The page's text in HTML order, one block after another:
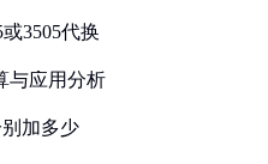
3505代换
与应用分析
加多少